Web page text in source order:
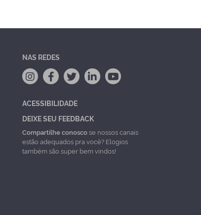
NAS REDES
ACESSIBILIDADE
DEIXE SEU FEEDBACK
Compartilhe conoscose nossos canais
estão adequados pra você? Elogios
também são super bem vindos!